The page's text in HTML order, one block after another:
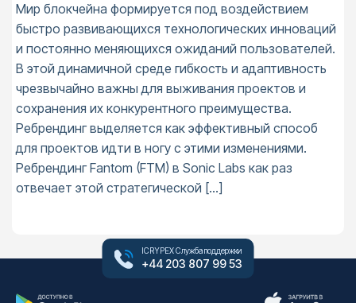
Мир блокчейна формируется под воздействием
быстро развивающихся технологических инноваций
и постоянно меняющихся ожиданий пользователей.
В этой динамичной среде гибкость и адаптивность
чрезвычайно важны для выживания проектов и
сохранения их конкурентного преимущества.
Ребрендинг выделяется как эффективный способ
для проектов идти в ногу с этими изменениями.
Ребрендинг Fantom (FTM) в Sonic Labs как раз
отвечает этой стратегической […]
ICRYPEX Служба поддержки
+44 203 807 99 53